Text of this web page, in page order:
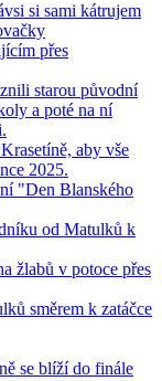
si sami kátrujem
přes
starou původní
a poté na ní
aby vše
2025.
"Den Blanského
od Matulků k
žlabů v potoce přes
směrem k zatáčce
se blíží do finále